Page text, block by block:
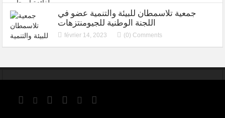
جمعية تلاسمطان للبيئة والتنمية عضو في
اللجنة الوطنية للجيومنتزهات
février 14, 2023 (0) Comments